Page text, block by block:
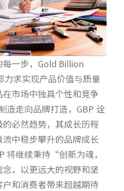
每一步，Gold Billion
力求实现产品价值与质量
市场中独具个性和竞争
造走向品牌打造，GBP 诠
必然趋势，其成长历程
中稳步攀升的品牌成长
将继续秉持“创新为魂，
，以更远大的视野和坚
和消费者带来超越期待